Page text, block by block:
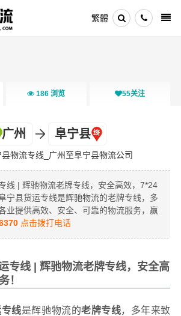
繁體
186 浏览 55关注
广州 阜宁县
物流专线_广州至阜宁县物流公司
线 | 辉驰物流老牌专线，安全高效，7*24
宁县货运专线是辉驰物流的老牌专线，多
业提供高效、安全、可靠的物流服务，赢
点击拨打电话
专线 | 辉驰物流老牌专线，安全高
！
线是辉驰物流的老牌专线，多年来致